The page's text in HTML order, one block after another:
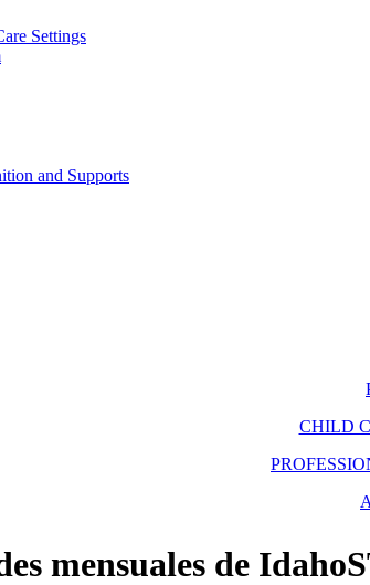
Settings
and Supports
CHILD
mensuales de